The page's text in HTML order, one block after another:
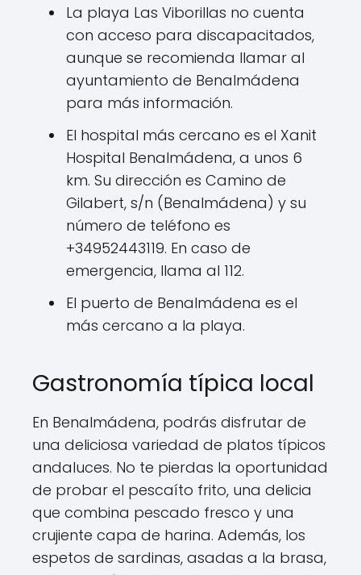
La playa Las Viborillas no cuenta
con acceso para discapacitados,
aunque se recomienda llamar al
ayuntamiento de Benalmádena
para más información.
El hospital más cercano es el Xanit
Hospital Benalmádena, a unos 6
km. Su dirección es Camino de
Gilabert, s/n (Benalmádena) y su
número de teléfono es
+34952443119. En caso de
emergencia, llama al 112.
El puerto de Benalmádena es el
más cercano a la playa.
Gastronomía típica local
En Benalmádena, podrás disfrutar de
una deliciosa variedad de platos típicos
andaluces. No te pierdas la oportunidad
de probar el pescaíto frito, una delicia
que combina pescado fresco y una
crujiente capa de harina. Además, los
espetos de sardinas, asadas a la brasa,